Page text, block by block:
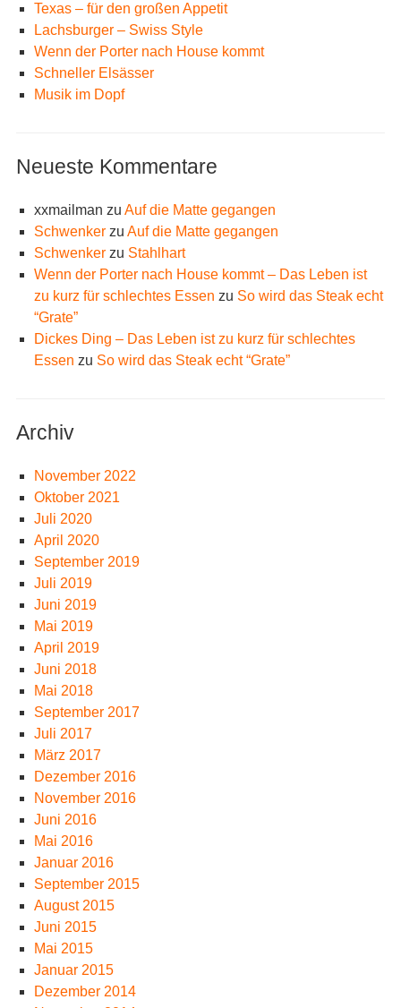
Texas – für den großen Appetit
Lachsburger – Swiss Style
Wenn der Porter nach House kommt
Schneller Elsässer
Musik im Dopf
Neueste Kommentare
xxmailman zu Auf die Matte gegangen
Schwenkerzu Auf die Matte gegangen
Schwenkerzu Stahlhart
Wenn der Porter nach House kommt – Das Leben ist
zu kurz für schlechtes Essen zu So wird das Steak echt
“Grate”
Dickes Ding – Das Leben ist zu kurz für schlechtes
Essen zu So wird das Steak echt “Grate”
Archiv
November 2022
Oktober 2021
Juli 2020
April 2020
September 2019
Juli 2019
Juni 2019
Mai 2019
April 2019
Juni 2018
Mai 2018
September 2017
Juli 2017
März 2017
Dezember 2016
November 2016
Juni 2016
Mai 2016
Januar 2016
September 2015
August 2015
Juni 2015
Mai 2015
Januar 2015
Dezember 2014